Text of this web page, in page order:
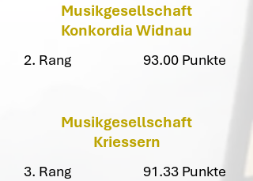
Musikgesellschaft
Konkordia Widnau
2. Rang 93.00 Punkte
Musikgesellschaft
Kriessern
3. Rang 91.33 Punkte